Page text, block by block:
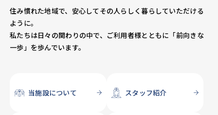
住み慣れた地域で、安心してその人らしく暮らしていただける
ように。
私たちは日々の関わりの中で、ご利用者様とともに「前向きな
一歩」を歩んでいます。
当施設について スタッフ紹介